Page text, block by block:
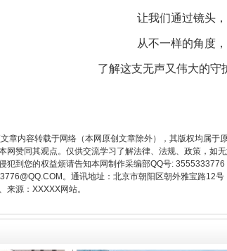
让我们通过镜头，
从不一样的角度，
了解这支无声又伟大的守
文章内容转载于网络（本网原创文章除外），其版权均属
网赞同其观点。仅供交流学习了解法律、法规、政策，如
犯到您的权益烦请告知本网制作采编部QQ号:
。通讯地址：北京市朝阳区朝外雅宝路12
来源：XXXXX网站。